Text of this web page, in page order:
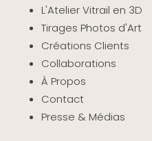
L'Atelier Vitrail en 3D
Tirages Photos d'Art
Créations Clients
Collaborations
À Propos
Contact
Presse & Médias